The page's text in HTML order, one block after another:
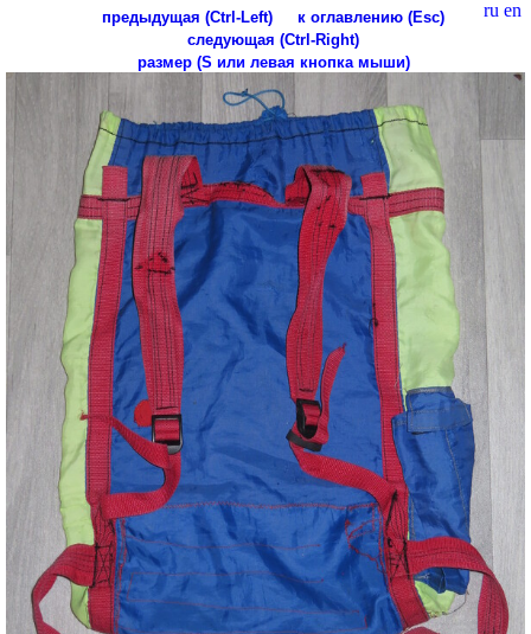
ru en
предыдущая (Ctrl-Left)
к оглавлению (Esc)
следующая (Ctrl-Right)
размер (S или левая кнопка мыши)